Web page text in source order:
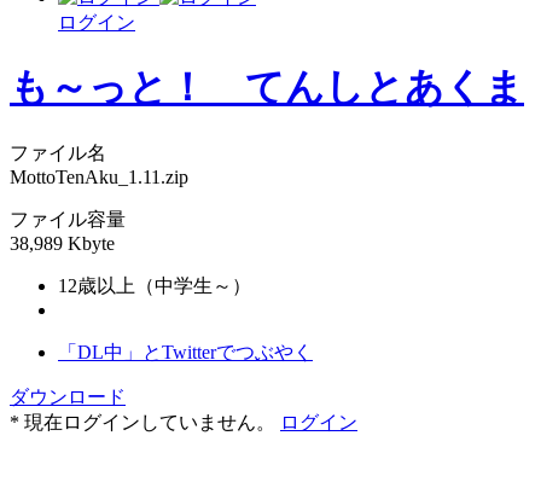
ログイン
も～っと！ てんしとあくま
ファイル名
MottoTenAku_1.11.zip
ファイル容量
38,989 Kbyte
12歳以上（中学生～）
「DL中」とTwitterでつぶやく
ダウンロード
* 現在ログインしていません。
ログイン